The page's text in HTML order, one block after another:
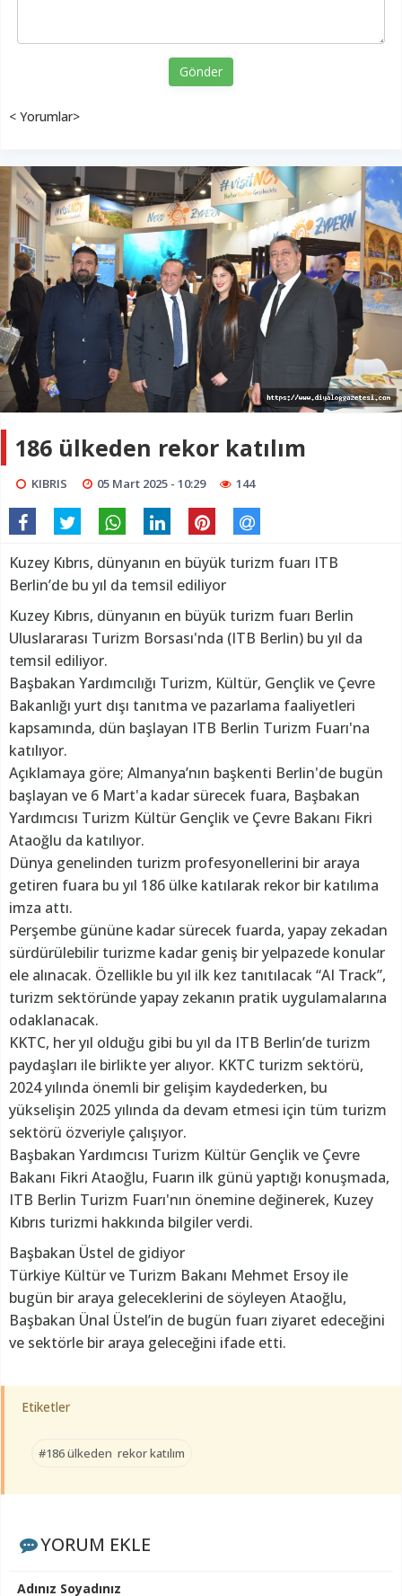
Gönder
< Yorumlar>
186 ülkeden rekor katılım
KIBRIS 05 Mart 2025 - 10:29 144
Kuzey Kıbrıs, dünyanın en büyük turizm fuarı ITB
Berlin’de bu yıl da temsil ediliyor
Kuzey Kıbrıs, dünyanın en büyük turizm fuarı Berlin
Uluslararası Turizm Borsası'nda (ITB Berlin) bu yıl da
temsil ediliyor.
Başbakan Yardımcılığı Turizm, Kültür, Gençlik ve Çevre
Bakanlığı yurt dışı tanıtma ve pazarlama faaliyetleri
kapsamında, dün başlayan ITB Berlin Turizm Fuarı'na
katılıyor.
Açıklamaya göre; Almanya’nın başkenti Berlin'de bugün
başlayan ve 6 Mart'a kadar sürecek fuara, Başbakan
Yardımcısı Turizm Kültür Gençlik ve Çevre Bakanı Fikri
Ataoğlu da katılıyor.
Dünya genelinden turizm profesyonellerini bir araya
getiren fuara bu yıl 186 ülke katılarak rekor bir katılıma
imza attı.
Perşembe gününe kadar sürecek fuarda, yapay zekadan
sürdürülebilir turizme kadar geniş bir yelpazede konular
ele alınacak. Özellikle bu yıl ilk kez tanıtılacak “AI Track”,
turizm sektöründe yapay zekanın pratik uygulamalarına
odaklanacak.
KKTC, her yıl olduğu gibi bu yıl da ITB Berlin’de turizm
paydaşları ile birlikte yer alıyor. KKTC turizm sektörü,
2024 yılında önemli bir gelişim kaydederken, bu
yükselişin 2025 yılında da devam etmesi için tüm turizm
sektörü özveriyle çalışıyor.
Başbakan Yardımcısı Turizm Kültür Gençlik ve Çevre
Bakanı Fikri Ataoğlu, Fuarın ilk günü yaptığı konuşmada,
ITB Berlin Turizm Fuarı'nın önemine değinerek, Kuzey
Kıbrıs turizmi hakkında bilgiler verdi.
Başbakan Üstel de gidiyor
Türkiye Kültür ve Turizm Bakanı Mehmet Ersoy ile
bugün bir araya geleceklerini de söyleyen Ataoğlu,
Başbakan Ünal Üstel’in de bugün fuarı ziyaret edeceğini
ve sektörle bir araya geleceğini ifade etti.
Etiketler
#186 ülkeden rekor katılım
YORUM EKLE
Adınız Soyadınız